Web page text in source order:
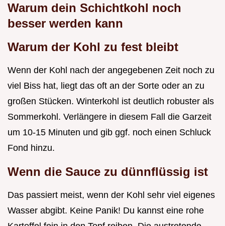
Warum dein Schichtkohl noch
besser werden kann
Warum der Kohl zu fest bleibt
Wenn der Kohl nach der angegebenen Zeit noch zu
viel Biss hat, liegt das oft an der Sorte oder an zu
großen Stücken. Winterkohl ist deutlich robuster als
Sommerkohl. Verlängere in diesem Fall die Garzeit
um 10-15 Minuten und gib ggf. noch einen Schluck
Fond hinzu.
Wenn die Sauce zu dünnflüssig ist
Das passiert meist, wenn der Kohl sehr viel eigenes
Wasser abgibt. Keine Panik! Du kannst eine rohe